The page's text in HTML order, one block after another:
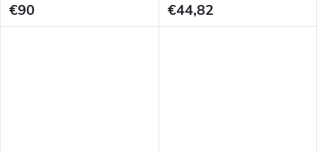
€90 €44,82